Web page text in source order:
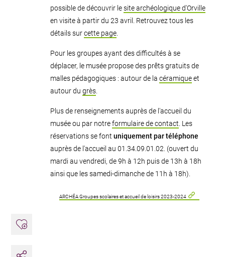
Ajouter aux favoris
possible de découvrir lesite archéologique d'Orville
en visite à partir du 23 avril. Retrouvez tous les
détails surcette page.
Pour les groupes ayant des difficultés à se
déplacer, le musée propose des prêts gratuits de
malles pédagogiques : autour de la céramiqueet
autour du grès.
Plus de renseignements auprès de l'accueil du
musée ou par notreformulaire de contact . Les
réservations se font uniquement par téléphone
auprès de l'accueil au 01.34.09.01.02. (ouvert du
mardi au vendredi, de 9h à 12h puis de 13h à 18h
ainsi que les samedi-dimanche de 11h à 18h).
ARCHÉA Groupes scolaires et accueil de loisirs 2023-2024